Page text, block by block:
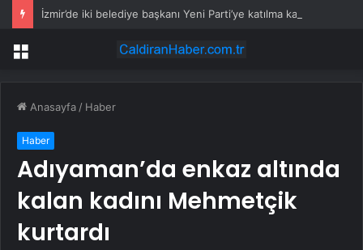
İzmir’de iki belediye başkanı Yeni Parti’ye katılma kararı aldı
Menü
Anasayfa / Haber
Haber
Adıyaman’da enkaz altında
kalan kadını Mehmetçik
kurtardı